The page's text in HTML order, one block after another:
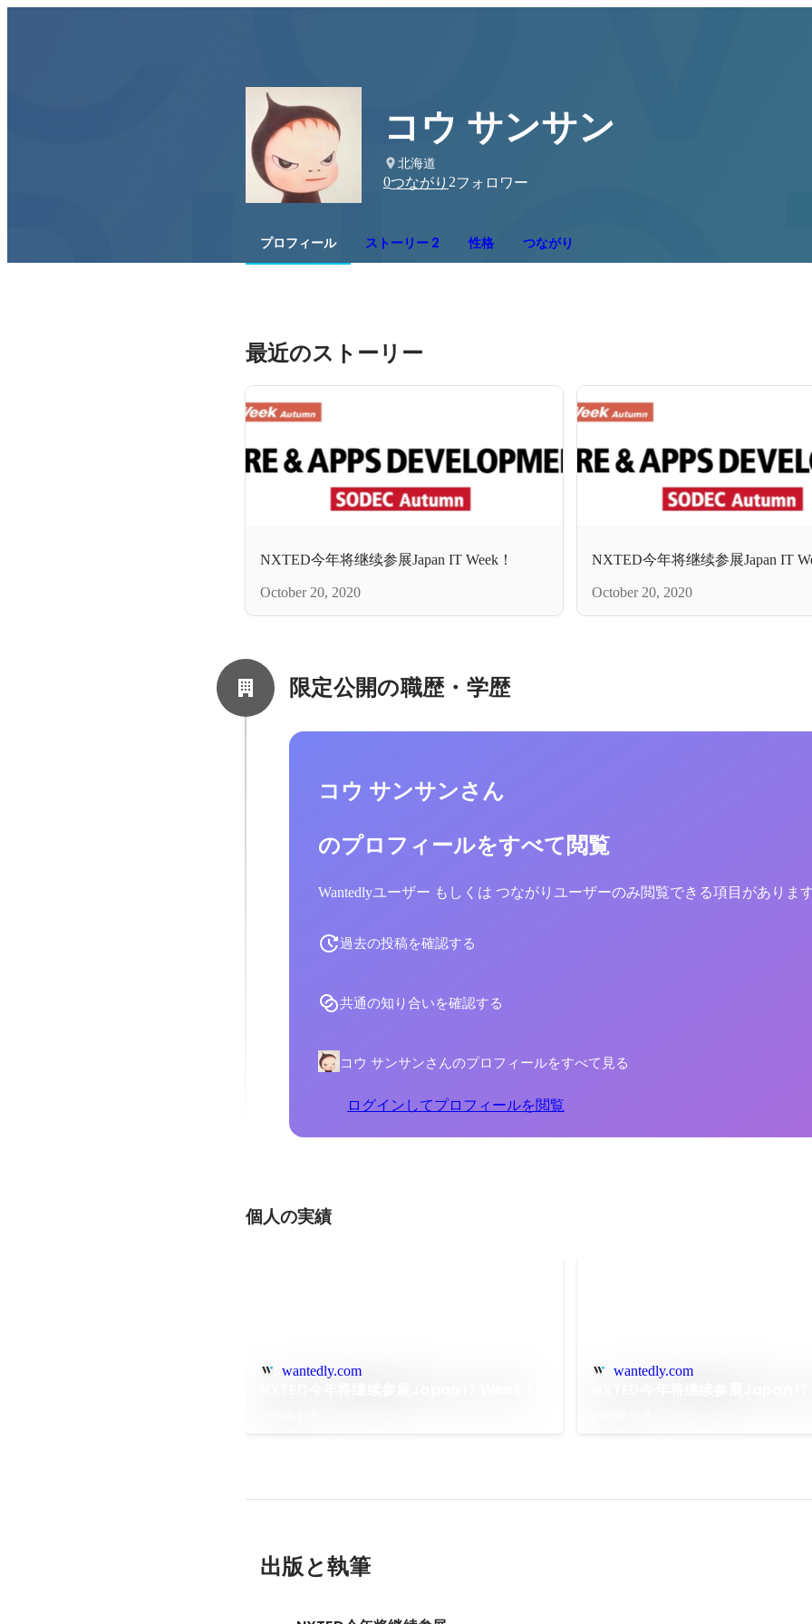
コウ サンサン
北海道
0つながり 2フォロワー
プロフィール ストーリー 2 性格 つながり
最近のストーリー
NXTED今年将继续参展Japan IT Week！
October 20, 2020
NXTED今年将继续参展Japan IT
October 20, 2020
限定公開の職歴・学歴
コウ サンサンさん
のプロフィールをすべて閲覧
Wantedlyユーザー もしくは つながりユーザーのみ閲覧できる項目がありま
過去の投稿を確認する
共通の知り合いを確認する
コウ サンサンさんのプロフィールをすべて見る
ログインしてプロフィールを閲覧
個人の実績
wantedly.com wantedly.com
出版と執筆